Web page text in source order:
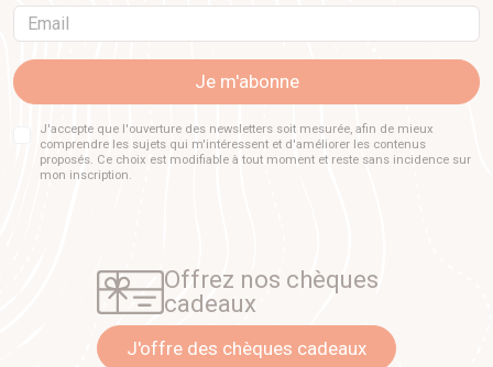
Email
Je m'abonne
J'accepte que l'ouverture des newsletters soit mesurée, afin de mieux
comprendre les sujets qui m'intéressent et d'améliorer les contenus
proposés. Ce choix est modifiable à tout moment et reste sans incidence sur
mon inscription.
Offrez nos chèques
cadeaux
J'offre des chèques cadeaux